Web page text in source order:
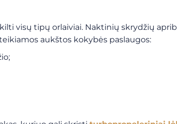
visų tipų orlaiviai. Naktinių skrydžių
aukštos kokybės paslaugos: